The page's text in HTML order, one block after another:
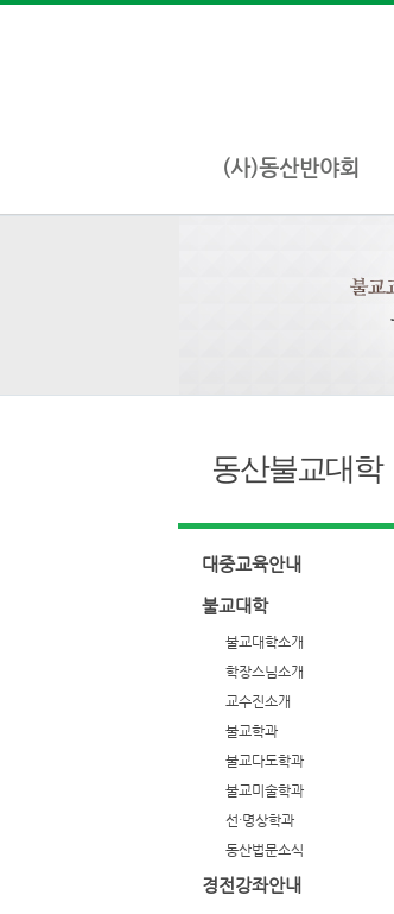
(사)동산반야회
동산불교대학
대중교육안내
불교대학
불교대학소개
학장스님소개
교수진소개
불교학과
불교다도학과
불교미술학과
선·명상학과
동산법문소식
경전강좌안내